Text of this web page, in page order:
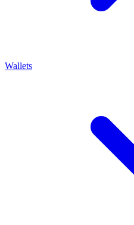
Wallets